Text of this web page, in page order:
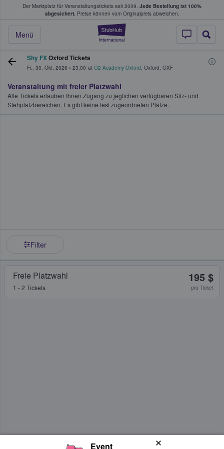
Der Marktplatz für Veranstaltungstickets seit 2009. Jede Bestellung ist 100%
abgesichert. Preise können vom Originalpreis abweichen.
StubHub - Wo
Menü
Tickets kaufen & verkaufen
Shy FXOxford Tickets
Fr., 30. Okt. 2026 • 23:00 at O2 Academy Oxford, Oxford, OXF
Veranstaltung mit freier Platzwahl
Alle Tickets erlauben Ihnen Zugang zu jeglichen verfügbaren Sitz- und
Stehplatzbereichen. Es gibt keine fest zugeordneten Plätze.
Filter
Freie Platzwahl
1 - 2 Tickets
195 $
pro Ticket
Event